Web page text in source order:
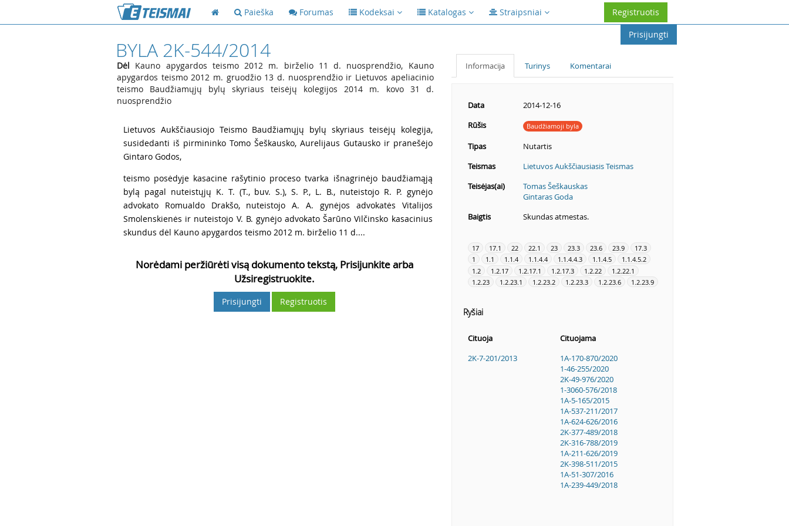
Paieška Forumas Kodeksai Katalogas Straipsniai
Registruotis
Prisijungti
BYLA 2K-544/2014
Dėl Kauno apygardos teismo 2012 m. birželio 11 d. nuosprendžio, Kauno
apygardos teismo 2012 m. gruodžio 13 d. nuosprendžio ir Lietuvos apeliacinio
teismo Baudžiamųjų bylų skyriaus teisėjų kolegijos 2014 m. kovo 31 d.
nuosprendžio
Lietuvos Aukščiausiojo Teismo Baudžiamųjų bylų skyriaus teisėjų kolegija,
susidedanti iš pirmininko Tomo Šeškausko, Aurelijaus Gutausko ir pranešėjo
Gintaro Godos,
teismo posėdyje kasacine rašytinio proceso tvarka išnagrinėjo baudžiamąją
bylą pagal nuteistųjų K. T. (T., buv. S.), S. P., L. B., nuteistojo R. P. gynėjo
advokato Romualdo Drakšo, nuteistojo A. A. gynėjos advokatės Vitalijos
Smolenskienės ir nuteistojo V. B. gynėjo advokato Šarūno Vilčinsko kasacinius
skundus dėl Kauno apygardos teismo 2012 m. birželio 11 d....
Norėdami peržiūrėti visą dokumento tekstą, Prisijunkite arba
Užsiregistruokite.
Prisijungti Registruotis
Informacija Turinys Komentarai
Data
2014-12-16
Rūšis
Baudžiamoji byla
Tipas
Nutartis
Teismas
Lietuvos Aukščiausiasis Teismas
Teisėjas(ai)
Tomas Šeškauskas
Gintaras Goda
Baigtis
Skundas atmestas.
17 17.1 22 22.1 23 23.3 23.6 23.9
17.3
1
1.1 1.1.4 1.1.4.4 1.1.4.4.3 1.1.4.5
1.1.4.5.2
1.2
1.2.17 1.2.17.1 1.2.17.3 1.2.22
1.2.22.1
1.2.23
1.2.23.1 1.2.23.2 1.2.23.3 1.2.23.6 1.2.23.9
Ryšiai
Cituoja
Cituojama
2K-7-201/2013
1A-170-870/2020
1-46-255/2020
2K-49-976/2020
1-3060-576/2018
1A-5-165/2015
1A-537-211/2017
1A-624-626/2016
2K-377-489/2018
2K-316-788/2019
1A-211-626/2019
2K-398-511/2015
1A-51-307/2016
1A-239-449/2018